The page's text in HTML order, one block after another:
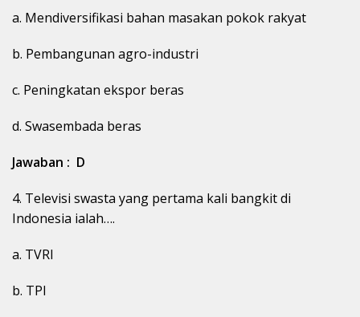
a. Mendiversifikasi bahan masakan pokok rakyat
b. Pembangunan agro-industri
c. Peningkatan ekspor beras
d. Swasembada beras
Jawaban : D
4. Televisi swasta yang pertama kali bangkit di
Indonesia ialah….
a. TVRI
b. TPI